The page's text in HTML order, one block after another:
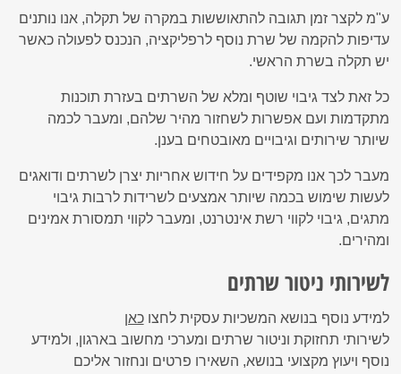
ע"מ לקצר זמן תגובה להתאוששות במקרה של תקלה, אנו נותנים
עדיפות להקמה של שרת נוסף לרפליקציה, הנכנס לפעולה כאשר
יש תקלה בשרת הראשי.
כל זאת לצד גיבוי שוטף ומלא של השרתים בעזרת תוכנות
מתקדמות ועם אפשרות לשחזור מהיר שלהם, ומעבר לכמה
שיותר שירותים וגיבויים מאובטחים בענן.
מעבר לכך אנו מקפידים על חידוש אחריות יצרן לשרתים ודואגים
לעשות שימוש בכמה שיותר אמצעים לשרידות לרבות גיבוי
מתגים, גיבוי לקווי רשת אינטרנט, ומעבר לקווי תמסורת אמינים
ומהירים.
לשירותי ניטור שרתים
למידע נוסף בנושא המשכיות עסקית לחצוכאן
לשירותי תחזוקת וניטור שרתים ומערכי מחשוב בארגון, ולמידע
נוסף ויעוץ מקצועי בנושא, השאירו פרטים ונחזור אליכם